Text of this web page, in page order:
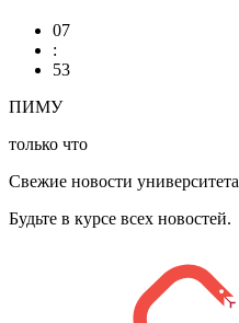
07
:
53
ПИМУ
только что
Свежие новости университета
Будьте в курсе всех новостей.